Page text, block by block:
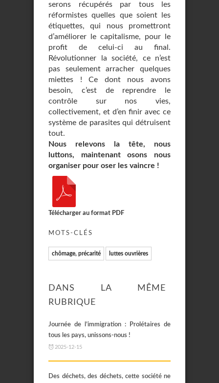
serons récupérés par tous les
réformistes quelles que soient les
étiquettes, qui nous promettront
d’améliorer le capitalisme, pour le
profit de celui-ci au final.
Révolutionner la société, ce n’est
pas seulement arracher quelques
miettes ! Ce dont nous avons
besoin, c’est de reprendre le
contrôle sur nos vies,
collectivement, et d’en finir avec ce
système de parasites qui détruisent
tout.
Nous relevons la tête, nous
luttons, maintenant osons nous
organiser pour oser les vaincre !
Télécharger au format PDF
MOTS-CLÉS
chômage, précarité luttes ouvrières
DANS LA MÊME
RUBRIQUE
Journée de l’immigration : Prolétaires de
tous les pays, unissons-nous !
2025-12-15
Des déchets, des déchets, cette société ne